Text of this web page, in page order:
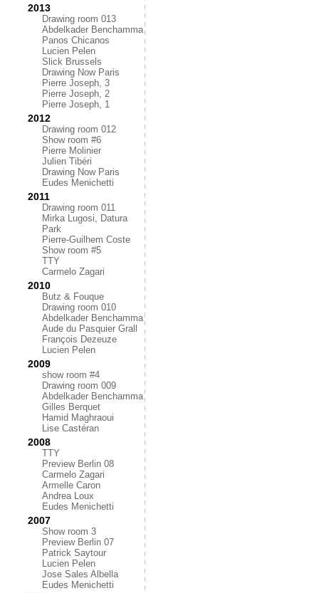
2013
Drawing room 013
Abdelkader Benchamma
Panos Chicanos
Lucien Pelen
Slick Brussels
Drawing Now Paris
Pierre Joseph, 3
Pierre Joseph, 2
Pierre Joseph, 1
2012
Drawing room 012
Show room #6
Pierre Molinier
Julien Tibéri
Drawing Now Paris
Eudes Menichetti
2011
Drawing room 011
Mirka Lugosi, Datura
Park
Pierre-Guilhem Coste
Show room #5
TTY
Carmelo Zagari
2010
Butz & Fouque
Drawing room 010
Abdelkader Benchamma
Aude du Pasquier Grall
François Dezeuze
Lucien Pelen
2009
show room #4
Drawing room 009
Abdelkader Benchamma
Gilles Berquet
Hamid Maghraoui
Lise Castéran
2008
TTY
Preview Berlin 08
Carmelo Zagari
Armelle Caron
Andrea Loux
Eudes Menichetti
2007
Show room 3
Preview Berlin 07
Patrick Saytour
Lucien Pelen
Jose Sales Albella
Eudes Menichetti